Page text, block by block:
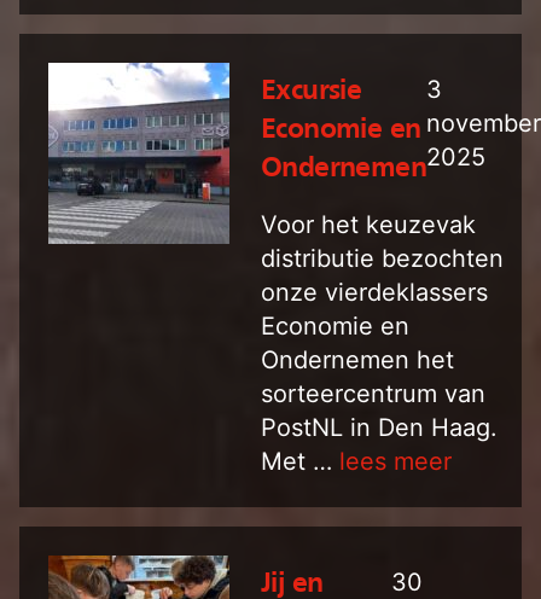
Excursie
Economie en
Ondernemen
3
november
2025
Voor het keuzevak
distributie bezochten
onze vierdeklassers
Economie en
Ondernemen het
sorteercentrum van
PostNL in Den Haag.
Met … lees meer
Jij en
30